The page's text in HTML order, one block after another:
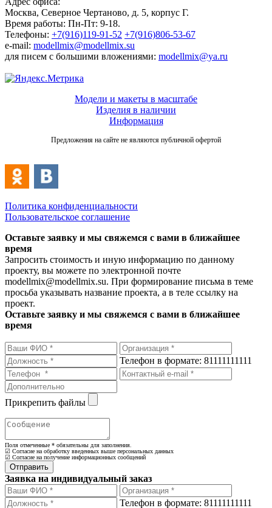
Москва, Северное Чертаново, д. 5, корпус Г.
Время работы: Пн-Пт: 9-18.
Телефоны: +7(916)119-91-52 +7(916)806-53-67
e-mail: modellmix@modellmix.su
для писем с большими вложениями: modellmix@ya.ru
Модели и макеты в масштабе
Изделия в наличии
Информация
Предложения на сайте не являются публичной офертой
Политика конфиденциальности
Пользовательское соглашение
Оставьте заявку и мы свяжемся с вами в ближайшее
время
Запросить стоимость и иную информацию по данному
проекту, вы можете по электронной почте
modellmix@modellmix.su. При формирование письма в теме
просьба указывать название проекта, а в теле ссылку на
проект.
Оставьте заявку и мы свяжемся с вами в ближайшее
время
Телефон в формате: 81111111111
Прикрепить файлы
Поля отмеченные * обязательны для заполнения.
☑ Согласие на обработку введенных выше персональных данных
☑ Согласие на получение информационных сообщений
Заявка на индивидуальный заказ
Телефон в формате: 81111111111